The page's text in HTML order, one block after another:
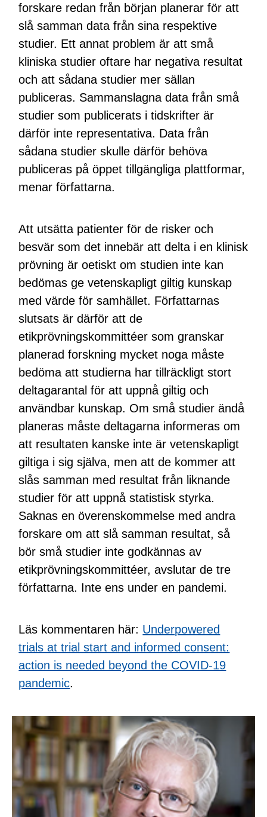
forskare redan från början planerar för att
slå samman data från sina respektive
studier. Ett annat problem är att små
kliniska studier oftare har negativa resultat
och att sådana studier mer sällan
publiceras. Sammanslagna data från små
studier som publicerats i tidskrifter är
därför inte representativa. Data från
sådana studier skulle därför behöva
publiceras på öppet tillgängliga plattformar,
menar författarna.
Att utsätta patienter för de risker och
besvär som det innebär att delta i en klinisk
prövning är oetiskt om studien inte kan
bedömas ge vetenskapligt giltig kunskap
med värde för samhället. Författarnas
slutsats är därför att de
etikprövningskommittéer som granskar
planerad forskning mycket noga måste
bedöma att studierna har tillräckligt stort
deltagarantal för att uppnå giltig och
användbar kunskap. Om små studier ändå
planeras måste deltagarna informeras om
att resultaten kanske inte är vetenskapligt
giltiga i sig själva, men att de kommer att
slås samman med resultat från liknande
studier för att uppnå statistisk styrka.
Saknas en överenskommelse med andra
forskare om att slå samman resultat, så
bör små studier inte godkännas av
etikprövningskommittéer, avslutar de tre
författarna. Inte ens under en pandemi.
Läs kommentaren här: Underpowered
trials at trial start and informed consent:
action is needed beyond the COVID-19
pandemic.